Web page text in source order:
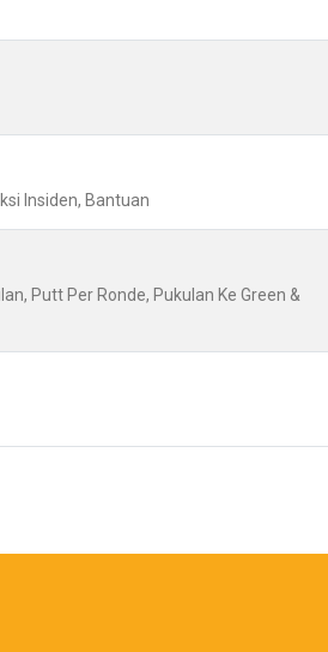
Insiden, Bantuan
Putt Per Ronde, Pukulan Ke Green &